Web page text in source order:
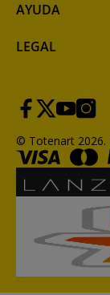
AYUDA
LEGAL
© Totenart 2026.